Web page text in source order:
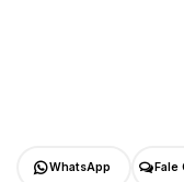
WhatsApp Fale